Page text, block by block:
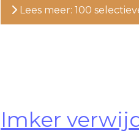
Lees meer: 100
Imker